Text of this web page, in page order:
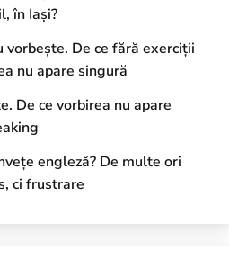
în Iași?
vorbește. De ce fără exerciții
nu apare singură
De ce vorbirea nu apare
engleză? De multe ori
ci frustrare